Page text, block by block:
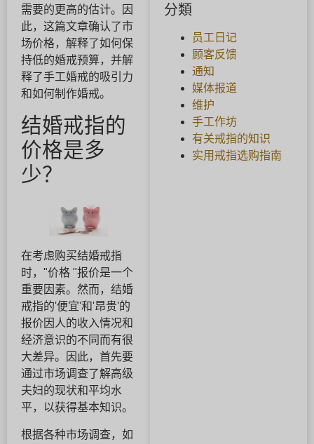
需要的更高的估计。因
此，这篇文章确认了市
场价格，解释了如何保
持低的婚戒预算，并解
释了手工婚戒的吸引力
和如何制作婚戒。
结婚戒指的
价格是多
少？
在考虑购买结婚戒指
时，"价格 "报价是一个
重要因素。然而，结婚
戒指的'便宜'和'昂贵'的
报价因人的收入情况和
经济意识的不同而有很
大差异。因此，首先要
通过市场调查了解高级
夫妇的现状和平均水
平，以获得基本知识。
根据各种市场调查，如
分類
员工日记
顾客反馈
通知
媒体报道
维护
手工作坊
有关戒指的知识
实用戒指选购指南